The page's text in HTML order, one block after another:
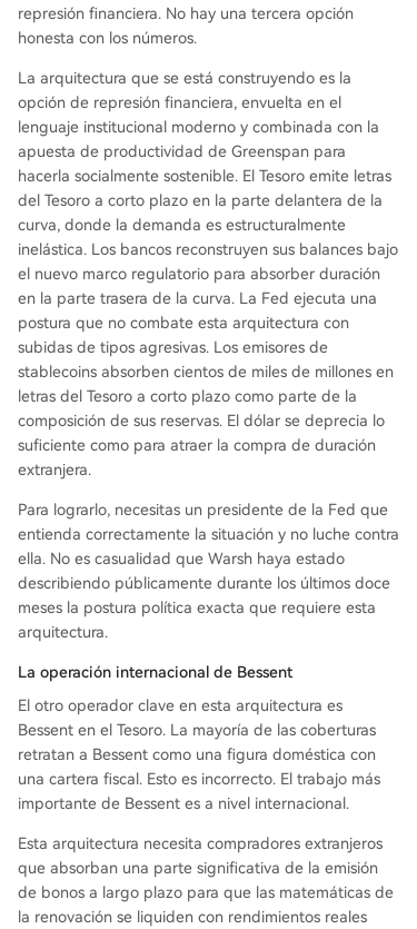
represión financiera. No hay una tercera opción
honesta con los números.
La arquitectura que se está construyendo es la
opción de represión financiera, envuelta en el
lenguaje institucional moderno y combinada con la
apuesta de productividad de Greenspan para
hacerla socialmente sostenible. El Tesoro emite letras
del Tesoro a corto plazo en la parte delantera de la
curva, donde la demanda es estructuralmente
inelástica. Los bancos reconstruyen sus balances bajo
el nuevo marco regulatorio para absorber duración
en la parte trasera de la curva. La Fed ejecuta una
postura que no combate esta arquitectura con
subidas de tipos agresivas. Los emisores de
stablecoins absorben cientos de miles de millones en
letras del Tesoro a corto plazo como parte de la
composición de sus reservas. El dólar se deprecia lo
suficiente como para atraer la compra de duración
extranjera.
Para lograrlo, necesitas un presidente de la Fed que
entienda correctamente la situación y no luche contra
ella. No es casualidad que Warsh haya estado
describiendo públicamente durante los últimos doce
meses la postura política exacta que requiere esta
arquitectura.
La operación internacional de Bessent
El otro operador clave en esta arquitectura es
Bessent en el Tesoro. La mayoría de las coberturas
retratan a Bessent como una figura doméstica con
una cartera fiscal. Esto es incorrecto. El trabajo más
importante de Bessent es a nivel internacional.
Esta arquitectura necesita compradores extranjeros
que absorban una parte significativa de la emisión
de bonos a largo plazo para que las matemáticas de
la renovación se liquiden con rendimientos reales